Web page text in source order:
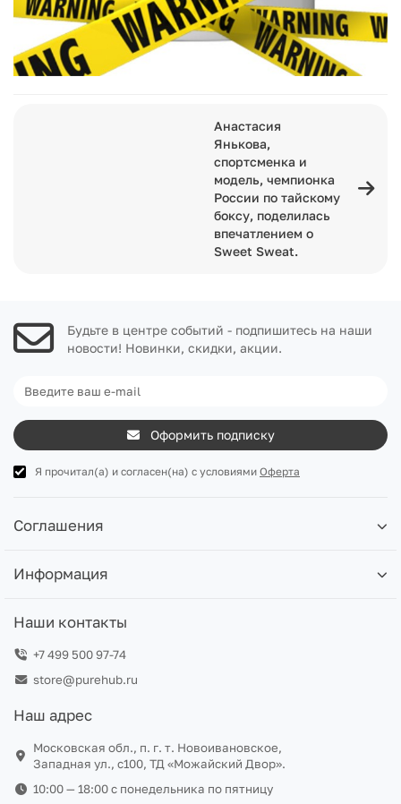
Анастасия
Янькова,
спортсменка и
модель, чемпионка
России по тайскому
боксу, поделилась
впечатлением о
Sweet Sweat.
Будьте в центре событий - подпишитесь на наши
новости! Новинки, скидки, акции.
Оформить подписку
Я прочитал(а) и согласен(на) с условиями Оферта
Соглашения
Информация
Наши контакты
+7 499 500 97-74
store@purehub.ru
Наш адрес
Московская обл., п. г. т. Новоивановское,
Западная ул., с100, ТД «Можайский Двор».
10:00 — 18:00 c понедельника по пятницу